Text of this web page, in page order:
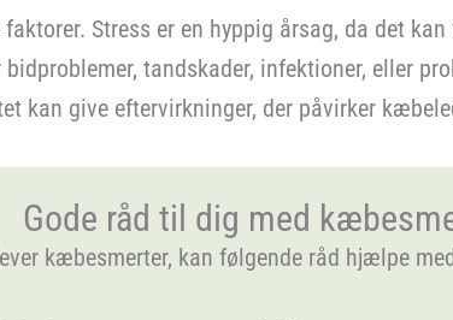
Stress er en hyppig årsag, da det
tandskader, infektioner, eller
kan give eftervirkninger, der påvirker
Gode råd til dig med
kæbesmerter, kan følgende råd hjælpe